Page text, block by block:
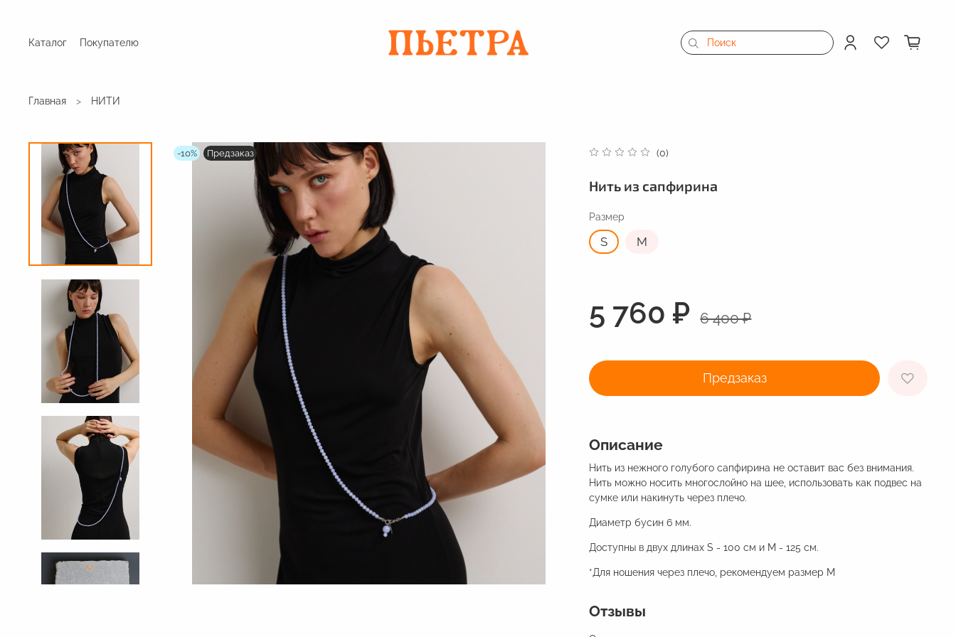
Каталог Покупателю
Главная НИТИ
-10% Предзаказ (0)
Нить из сапфирина
Размер
S M
5 760 ₽ 6 400 ₽
Предзаказ
Описание
Нить из нежного голубого сапфирина не оставит вас без внимания.
Нить можно носить многослойно на шее, использовать как подвес на
сумке или накинуть через плечо.
Диаметр бусин 6 мм.
Доступны в двух длинах S - 100 см и M - 125 см.
*Для ношения через плечо, рекомендуем размер M
Отзывы